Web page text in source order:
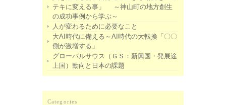
テキに変える事」 ～神山町の地方創生
の成功事例から学ぶ～
人が変わるために必要なこと
大AI時代に備える～AI時代の大転換「〇〇
側が激増する」
グローバルサウス（ＧＳ：新興国・発展途
上国）動向と日本の課題
Categories